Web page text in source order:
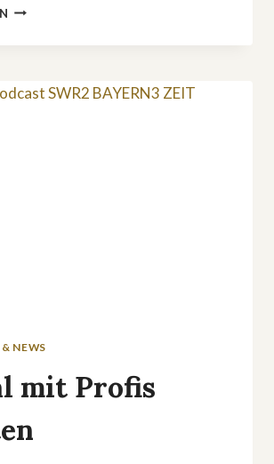
ACHTUNG
CRIME-
IST
NEWS
mit Profis